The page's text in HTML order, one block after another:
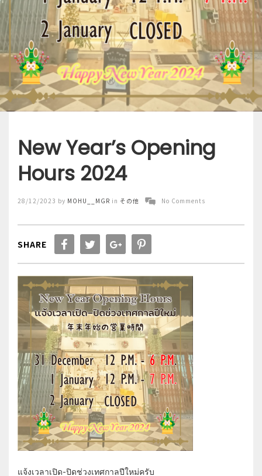
New Year’s Opening
Hours 2024
Posted
28/12/2023 by MOHU__MGR in その他 No Comments
SHARE
แจ้งเวลาเปิด-ปิดช่วงเทศกาลปีใหม่ครับ